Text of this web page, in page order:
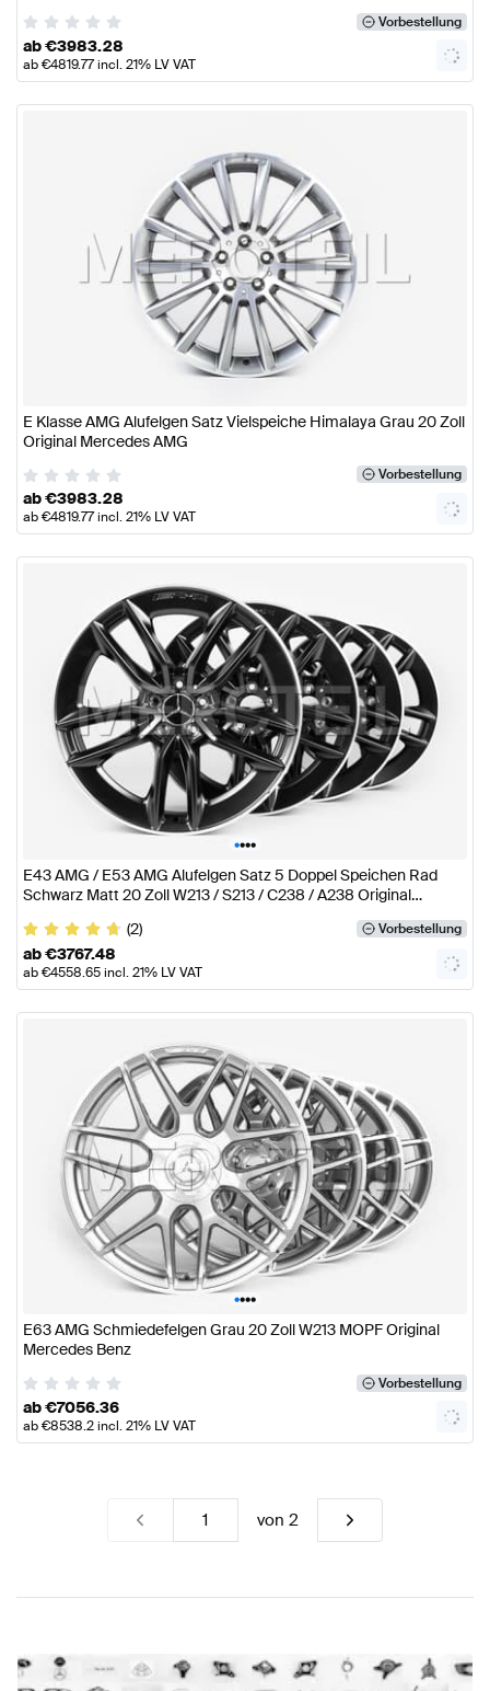
Vorbestellung
ab€3983.28
ab€4819.77incl. 21% LV VAT
E Klasse AMG Alufelgen Satz Vielspeiche Himalaya Grau 20 Zoll
Original Mercedes AMG
Vorbestellung
ab€3983.28
ab€4819.77incl. 21% LV VAT
••••
E43 AMG / E53 AMG Alufelgen Satz 5 Doppel Speichen Rad
Schwarz Matt 20 Zoll W213 / S213 / C238 / A238 Original
(2) Vorbestellung
ab€3767.48
ab€4558.65incl. 21% LV VAT
••••
E63 AMG Schmiedefelgen Grau 20 Zoll W213 MOPF Original
Mercedes Benz
Vorbestellung
ab€7056.36
ab€8538.2incl. 21% LV VAT
von 2